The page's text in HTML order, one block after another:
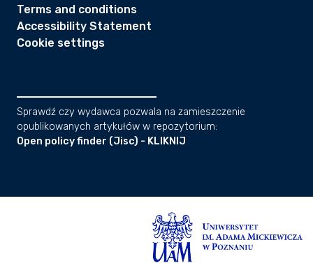
Terms and conditions
Accessibility Statement
Cookie settings
Sprawdź czy wydawca pozwala na zamieszczenie
opublikowanych artykułów w repozytorium:
Open policy finder (Jisc) - KLIKNIJ